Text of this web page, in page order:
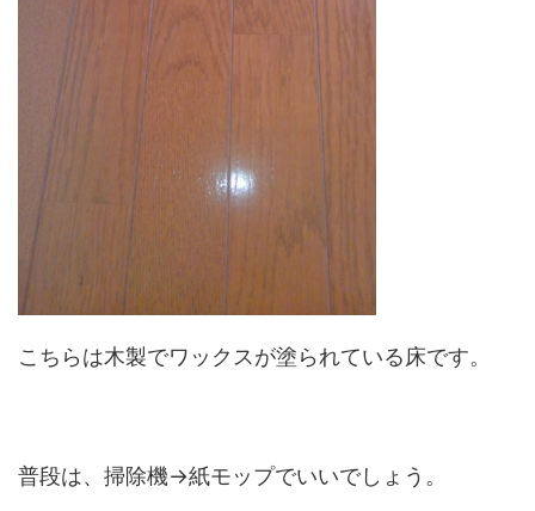
こちらは木製でワックスが塗られている床です。
普段は、掃除機→紙モップでいいでしょう。